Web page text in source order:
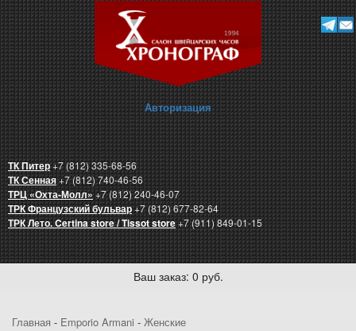
Авторизация
ТК Питер+7 (812) 335-68-56
ТК Сенная+7 (812) 740-46-56
ТРЦ «Охта-Молл»+7 (812) 240-46-07
ТРК Французский бульвар+7 (812) 677-82-64
ТРК Лето. Certina store / Tissot store+7 (911) 849-01-15
Ваш заказ: 0 руб.
Главная - Emporio Armani - Женские